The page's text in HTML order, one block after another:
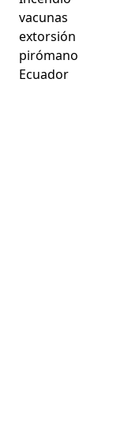
vacunas
extorsión
pirómano
Ecuador